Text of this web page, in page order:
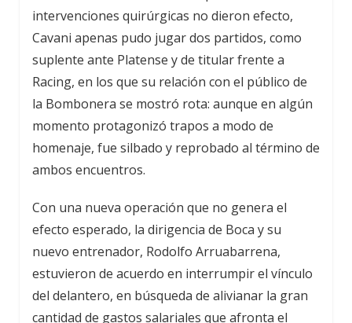
intervenciones quirúrgicas no dieron efecto,
Cavani apenas pudo jugar dos partidos, como
suplente ante Platense y de titular frente a
Racing, en los que su relación con el público de
la Bombonera se mostró rota: aunque en algún
momento protagonizó trapos a modo de
homenaje, fue silbado y reprobado al término de
ambos encuentros.
Con una nueva operación que no genera el
efecto esperado, la dirigencia de Boca y su
nuevo entrenador, Rodolfo Arruabarrena,
estuvieron de acuerdo en interrumpir el vínculo
del delantero, en búsqueda de alivianar la gran
cantidad de gastos salariales que afronta el